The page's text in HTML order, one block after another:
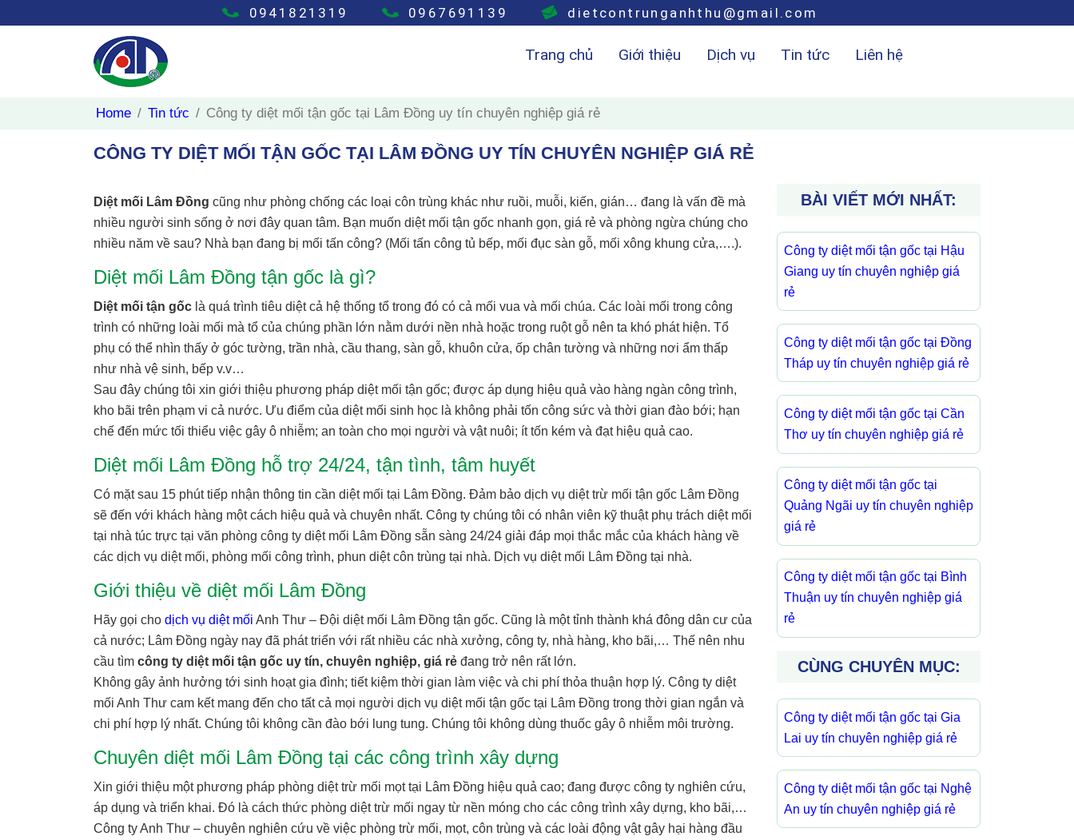
0941821319 0967691139 dietcontrunganhthu@gmail.com
Trang chủ Giới thiệu Dịch vụ Tin tức Liên hệ
Home Tin tức Công ty diệt mối tận gốc tại Lâm Đồng uy tín chuyên nghiệp giá rẻ
CÔNG TY DIỆT MỐI TẬN GỐC TẠI LÂM ĐỒNG UY TÍN CHUYÊN NGHIỆP GIÁ RẺ
Diệt mối Lâm Đồng cũng như phòng chống các loại côn trùng khác như ruồi, muỗi, kiến, gián… đang là vấn đề mà
nhiều người sinh sống ở nơi đây quan tâm. Bạn muốn diệt mối tận gốc nhanh gọn, giá rẻ và phòng ngừa chúng cho
nhiều năm về sau? Nhà bạn đang bị mối tấn công? (Mối tấn công tủ bếp, mối đục sàn gỗ, mối xông khung cửa,….).
Diệt mối Lâm Đồng tận gốc là gì?
Diệt mối tận gốc là quá trình tiêu diệt cả hệ thống tổ trong đó có cả mối vua và mối chúa. Các loài mối trong công
trình có những loài mối mà tổ của chúng phần lớn nằm dưới nền nhà hoặc trong ruột gỗ nên ta khó phát hiện. Tổ
phụ có thể nhìn thấy ở góc tường, trần nhà, cầu thang, sàn gỗ, khuôn cửa, ốp chân tường và những nơi ẩm thấp
như nhà vệ sinh, bếp v.v…
Sau đây chúng tôi xin giới thiệu phương pháp diệt mối tận gốc; được áp dụng hiệu quả vào hàng ngàn công trình,
kho bãi trên phạm vi cả nước. Ưu điểm của diệt mối sinh học là không phải tốn công sức và thời gian đào bới; hạn
chế đến mức tối thiểu việc gây ô nhiễm; an toàn cho mọi người và vật nuôi; ít tốn kém và đạt hiệu quả cao.
Diệt mối Lâm Đồng hỗ trợ 24/24, tận tình, tâm huyết
Có mặt sau 15 phút tiếp nhận thông tin cần diệt mối tại Lâm Đồng. Đảm bảo dịch vụ diệt trừ mối tận gốc Lâm Đồng
sẽ đến với khách hàng một cách hiệu quả và chuyên nhất. Công ty chúng tôi có nhân viên kỹ thuật phụ trách diệt mối
tại nhà túc trực tại văn phòng công ty diệt mối Lâm Đồng sẵn sàng 24/24 giải đáp mọi thắc mắc của khách hàng về
các dịch vụ diệt mối, phòng mối công trình, phun diệt côn trùng tại nhà. Dịch vụ diệt mối Lâm Đồng tại nhà.
Giới thiệu về diệt mối Lâm Đồng
Hãy gọi cho dịch vụ diệt mối Anh Thư – Đội diệt mối Lâm Đồng tận gốc. Cũng là một tỉnh thành khá đông dân cư của
cả nước; Lâm Đồng ngày nay đã phát triển với rất nhiều các nhà xưởng, công ty, nhà hàng, kho bãi,… Thế nên nhu
cầu tìm công ty diệt mối tận gốc uy tín, chuyên nghiệp, giá rẻ đang trở nên rất lớn.
Không gây ảnh hưởng tới sinh hoạt gia đình; tiết kiệm thời gian làm việc và chi phí thỏa thuận hợp lý. Công ty diệt
mối Anh Thư cam kết mang đến cho tất cả mọi người dịch vụ diệt mối tận gốc tại Lâm Đồng trong thời gian ngắn và
chi phí hợp lý nhất. Chúng tôi không cần đào bới lung tung. Chúng tôi không dùng thuốc gây ô nhiễm môi trường.
Chuyên diệt mối Lâm Đồng tại các công trình xây dựng
Xin giới thiệu một phương pháp phòng diệt trừ mối mọt tại Lâm Đồng hiệu quả cao; đang được công ty nghiên cứu,
áp dụng và triển khai. Đó là cách thức phòng diệt trừ mối ngay từ nền móng cho các công trình xây dựng, kho bãi,…
Công ty Anh Thư – chuyên nghiên cứu về việc phòng trừ mối, mọt, côn trùng và các loài động vật gây hại hàng đầu
BÀI VIẾT MỚI NHẤT:
Công ty diệt mối tận gốc tại Hậu
Giang uy tín chuyên nghiệp giá
rẻ
Công ty diệt mối tận gốc tại Đồng
Tháp uy tín chuyên nghiệp giá rẻ
Công ty diệt mối tận gốc tại Cần
Thơ uy tín chuyên nghiệp giá rẻ
Công ty diệt mối tận gốc tại
Quảng Ngãi uy tín chuyên nghiệp
giá rẻ
Công ty diệt mối tận gốc tại Bình
Thuận uy tín chuyên nghiệp giá
rẻ
CÙNG CHUYÊN MỤC:
Công ty diệt mối tận gốc tại Gia
Lai uy tín chuyên nghiệp giá rẻ
Công ty diệt mối tận gốc tại Nghệ
An uy tín chuyên nghiệp giá rẻ